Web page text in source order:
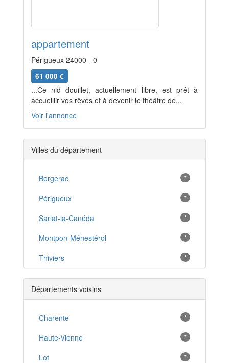
appartement
Périgueux 24000 - 0
61 000 €
...Ce nid douillet, actuellement libre, est prêt à
accueillir vos rêves et à devenir le théâtre de...
Voir l'annonce
Villes du département
Bergerac *
Périgueux *
Sarlat-la-Canéda *
Montpon-Ménestérol *
Thiviers *
Excideuil *
Ribérac *
Lalinde *
La Coquille *
Le Bugue *
Départements voisins
Charente *
Haute-Vienne *
Lot *